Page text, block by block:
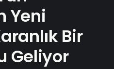
Yeni
Bir
Geliyor